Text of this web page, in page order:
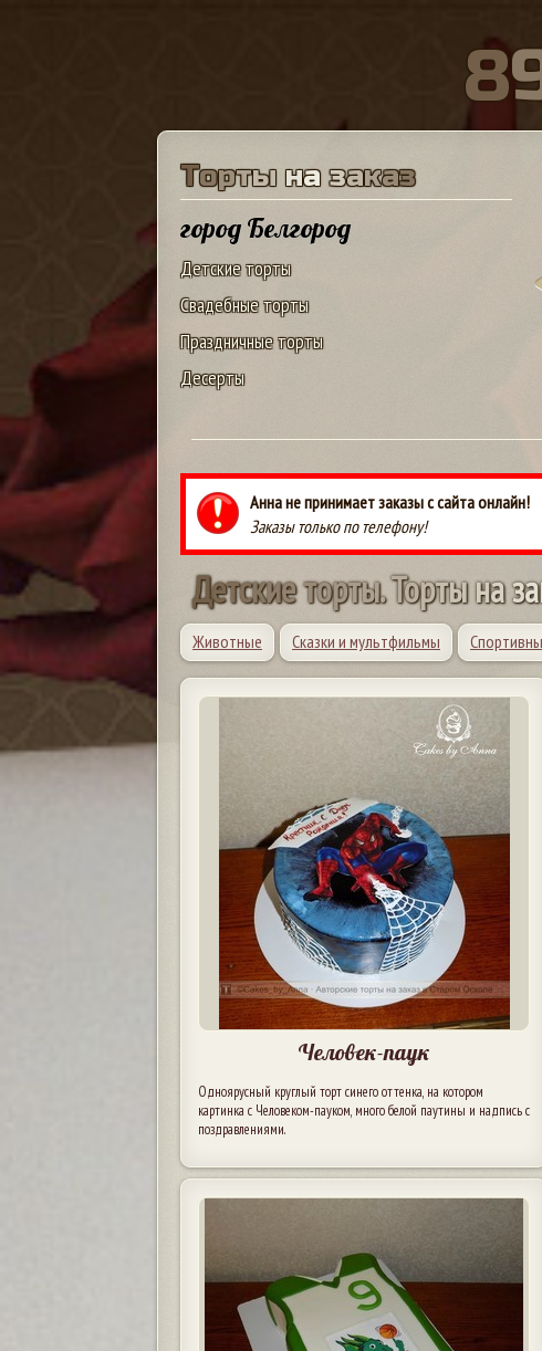
8
Торты на заказ
город Белгород
Детские торты
Свадебные торты
Праздничные торты
Десерты
Анна не принимает заказы с сайта онлайн!
Заказы только по телефону!
Детскиеторты.Тортыназа
Животные Сказки и мультфильмы
Человек-паук
Одноярусный круглый торт синего оттенка, на котором
картинка с Человеком-пауком, много белой паутины и надпись с
поздравлениями.